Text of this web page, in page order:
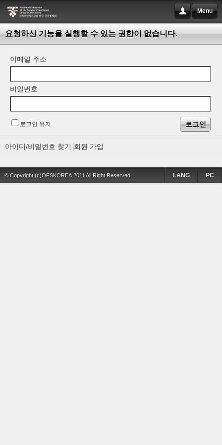
Menu
요청하신 기능을 실행할 수 있는 권한이 없습니다.
이메일 주소
비밀번호
로그인 유지
아이디/비밀번호 찾기 회원 가입
© Copyright (c)OFSKOREA.2011 All Right Reserved. PC
LANG